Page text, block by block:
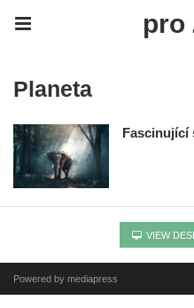
pro
Planeta
Fascinující
VIEW
Powered by mediapress